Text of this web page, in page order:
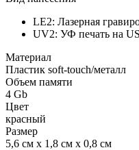
LE2: Лазерная
UV2: УФ печать на
Материал
Пластик soft-touch/металл
Объем памяти
4 Gb
Цвет
красный
Размер
5,6 см х 1,8 см х 0,8 см